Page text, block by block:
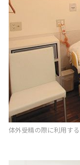
体外受精の際に利用す